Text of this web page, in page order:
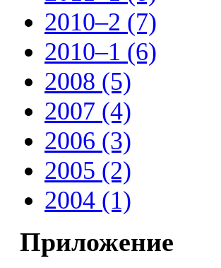
2010–2 (7)
2010–1 (6)
2008 (5)
2007 (4)
2006 (3)
2005 (2)
2004 (1)
Приложение